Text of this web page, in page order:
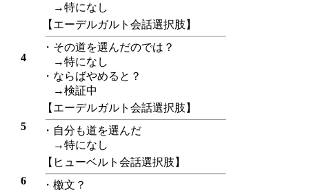
→特になし
4
【エーデルガルト会話選択肢】
・その道を選んだのでは？
→特になし
・ならばやめると？
→検証中
5
【エーデルガルト会話選択肢】
・自分も道を選んだ
→特になし
6
【ヒューベルト会話選択肢】
・檄文？